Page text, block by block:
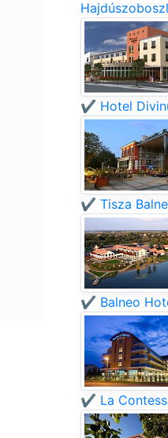
✔️ Hotel
✔️ Tisza
✔️ Balneo
✔️ La